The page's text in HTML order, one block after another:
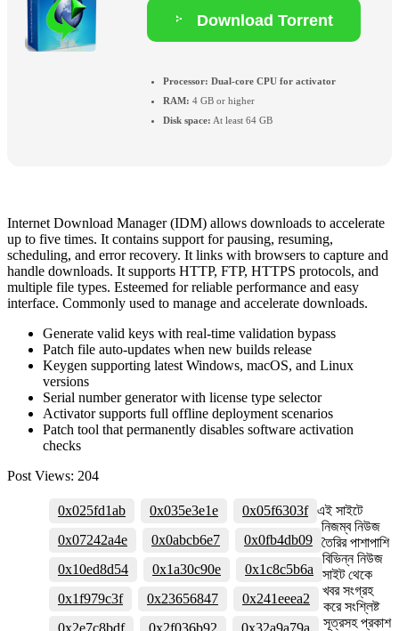
Download Torrent
Processor: Dual-core CPU for activator
RAM: 4 GB or higher
Disk space: At least 64 GB
Internet Download Manager (IDM) allows downloads to accelerate
up to five times. It contains support for pausing, resuming,
scheduling, and error recovery. It links with browsers to capture and
handle downloads. It supports HTTP, FTP, HTTPS protocols, and
multiple file types. Esteemed for reliable performance and easy
interface. Commonly used to manage and accelerate downloads.
Generate valid keys with real-time validation bypass
Patch file auto-updates when new builds release
Keygen supporting latest Windows, macOS, and Linux
versions
Serial number generator with license type selector
Activator supports full offline deployment scenarios
Patch tool that permanently disables software activation
checks
Post Views: 204
0x025fd1ab 0x035e3e1e
0x05f6303f
0x07242a4e
0x0abcb6e7
0x0fb4db09
0x10ed8d54
0x1a30c90e
0x1c8c5b6a
0x1f979c3f
0x23656847
0x241eeea2
0x2e7c8bdf
0x2f036b92 0x32a9a79a
এই সাইটে
নিজম্ব নিউজ
তৈরির পাশাপাশি
বিভিন্ন নিউজ
সাইট থেকে
খবর সংগ্রহ
করে সংশ্লিষ্ট
সূত্রসহ প্রকাশ